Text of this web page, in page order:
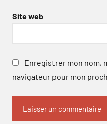
Site web
Enregistrer mon nom,
navigateur pour mon